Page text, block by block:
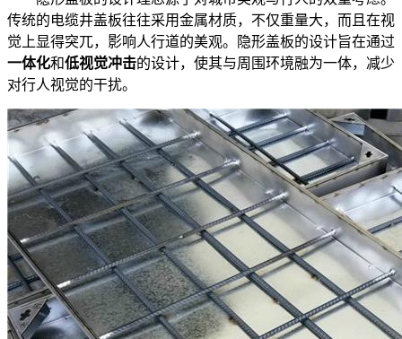
传统的电缆井盖板往往采用金属材质，不仅重量大，而且在视
觉上显得突兀，影响人行道的美观。隐形盖板的设计旨在通过
一体化和低视觉冲击的设计，使其与周围环境融为一体，减少
对行人视觉的干扰。